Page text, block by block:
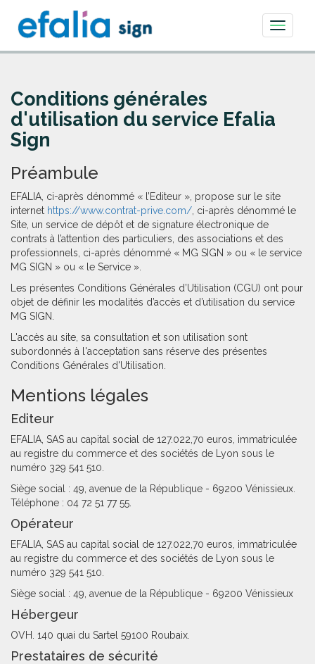
Toggle
Conditions générales
d'utilisation du service Efalia
Sign
Préambule
EFALIA, ci-après dénommé « l’Editeur », propose sur le site
internet https://www.contrat-prive.com/ , ci-après dénommé le
Site, un service de dépôt et de signature électronique de
contrats à l’attention des particuliers, des associations et des
professionnels, ci-après dénommé « MG SIGN » ou « le service
MG SIGN » ou « le Service ».
Les présentes Conditions Générales d’Utilisation (CGU) ont pour
objet de définir les modalités d’accès et d’utilisation du service
MG SIGN.
L'accès au site, sa consultation et son utilisation sont
subordonnés à l'acceptation sans réserve des présentes
Conditions Générales d'Utilisation.
Mentions légales
Editeur
EFALIA, SAS au capital social de 127.022,70 euros, immatriculée
au registre du commerce et des sociétés de Lyon sous le
numéro 329 541 510.
Siège social : 49, avenue de la République - 69200 Vénissieux.
Téléphone : 04 72 51 77 55.
Opérateur
EFALIA, SAS au capital social de 127.022,70 euros, immatriculée
au registre du commerce et des sociétés de Lyon sous le
numéro 329 541 510.
Siège social : 49, avenue de la République - 69200 Vénissieux
Hébergeur
OVH. 140 quai du Sartel 59100 Roubaix.
Prestataires de sécurité